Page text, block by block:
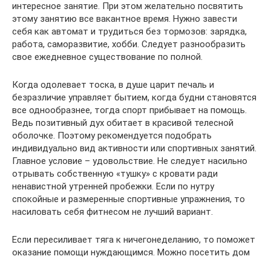
интересное занятие. При этом желательно посвятить
этому занятию все вакантное время. Нужно завести
себя как автомат и трудиться без тормозов: зарядка,
работа, саморазвитие, хобби. Следует разнообразить
свое ежедневное существование по полной.
Когда одолевает тоска, в душе царит печаль и
безразличие управляет бытием, когда будни становятся
все однообразнее, тогда спорт прибывает на помощь.
Ведь позитивный дух обитает в красивой телесной
оболочке. Поэтому рекомендуется подобрать
индивидуально вид активности или спортивных занятий.
Главное условие – удовольствие. Не следует насильно
отрывать собственную «тушку» с кровати ради
ненавистной утренней пробежки. Если по нутру
спокойные и размеренные спортивные упражнения, то
насиловать себя фитнесом не лучший вариант.
Если пересиливает тяга к ничегонеделанию, то поможет
оказание помощи нуждающимся. Можно посетить дом